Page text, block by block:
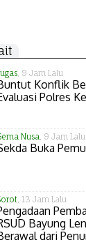
, 9 Jam Lalu
Konflik
Polres
Nusa , 9 Jam Lalu
Buka
, 13 Jam Lalu
Bayung
dari